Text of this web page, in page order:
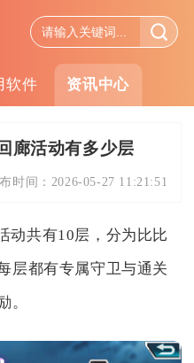
软件 资讯中心
廊活动有多少层
时间： 2026-05-27 11:21:51
动共有10层，分为比比
层都有专属守卫与通关
。